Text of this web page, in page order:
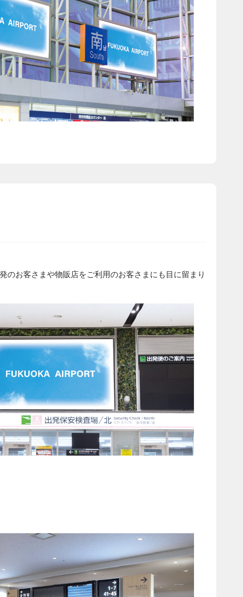
のお客さまや物販店をご利用のお客さまにも目に留まり